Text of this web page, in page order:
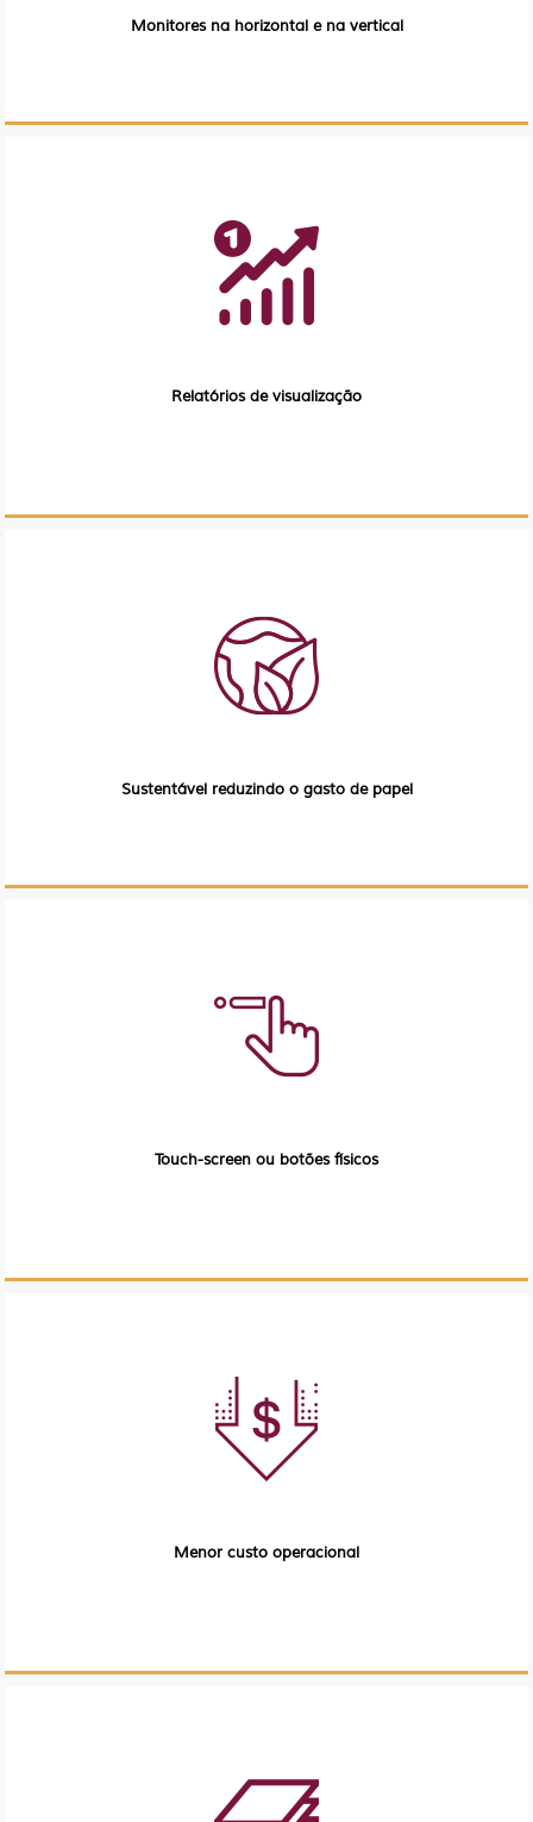
Monitores na horizontal e na vertical
Relatórios de visualização
Sustentável reduzindo o gasto de papel
Touch-screen ou botões físicos
Menor custo operacional